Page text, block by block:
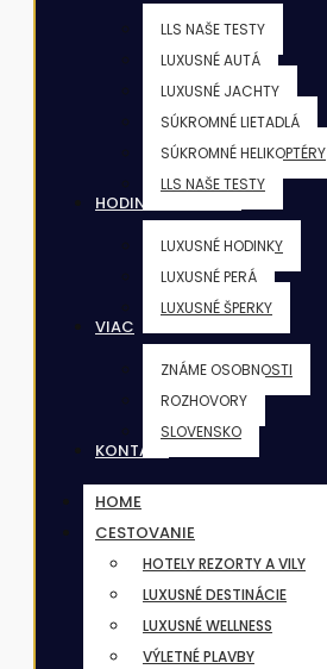
LLS NAŠE TESTY
LUXUSNÉ AUTÁ
LUXUSNÉ JACHTY
SÚKROMNÉ LIETADLÁ
SÚKROMNÉ HELIKOPTÉRY
LLS NAŠE TESTY
HODINKY & ŠPERKY
LUXUSNÉ HODINKY
LUXUSNÉ PERÁ
LUXUSNÉ ŠPERKY
VIAC
ZNÁME OSOBNOSTI
ROZHOVORY
SLOVENSKO
KONTAKT
HOME
CESTOVANIE
HOTELY REZORTY A VILY
LUXUSNÉ DESTINÁCIE
LUXUSNÉ WELLNESS
VÝLETNÉ PLAVBY